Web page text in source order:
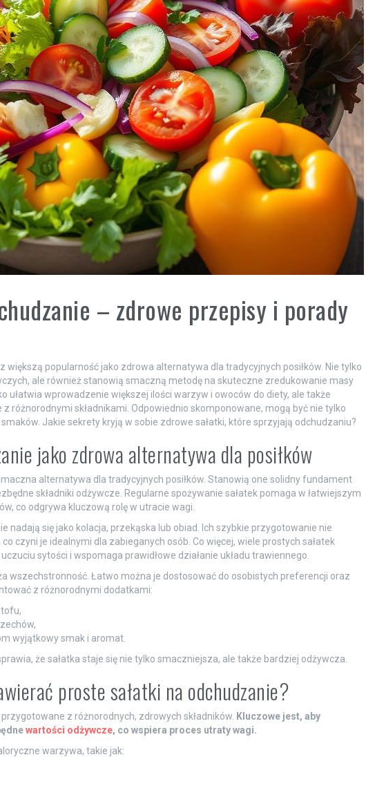
– zdrowe przepisy i porady
większą popularność jako zdrowa alternatywa dla tradycyjnych posiłków. Nie tylko
ale również stanowią smaczną metodę na skuteczne zredukowanie masy
ułatwia wprowadzenie większej ilości warzyw i owoców do diety, ale także
różnorodnymi składnikami. Odpowiednio skomponowane, mogą być nie tylko
Jakie sekrety kryją w sobie zdrowe sałatki, które sprzyjają odchudzaniu?
jako zdrowa alternatywa dla posiłków
alternatywa dla tradycyjnych posiłków. Stanowią one solidny fundament
składniki odżywcze. Regularne spożywanie sałatek pomaga w łatwiejszym
co odgrywa kluczową rolę w utracie wagi.
nadają się jako kolacja, przekąska lub obiad. Ich szybkie przygotowanie nie
czyni je idealnymi dla zabieganych osób. Co więcej, wiele prostych sałatek
sytości i wspomaga prawidłowe działanie układu trawiennego.
wszechstronność. Łatwo można je dostosować do osobistych preferencji oraz
z różnorodnymi dodatkami:
tofu,
wyjątkowy smak i aromat.
że sałatka staje się nie tylko smaczniejsza, ale także bardziej odżywcza.
proste sałatki na odchudzanie?
z różnorodnych, zdrowych składników. Kluczowe jest, aby
wartości odżywcze, co wspiera proces utraty wagi.
warzywa, takie jak: